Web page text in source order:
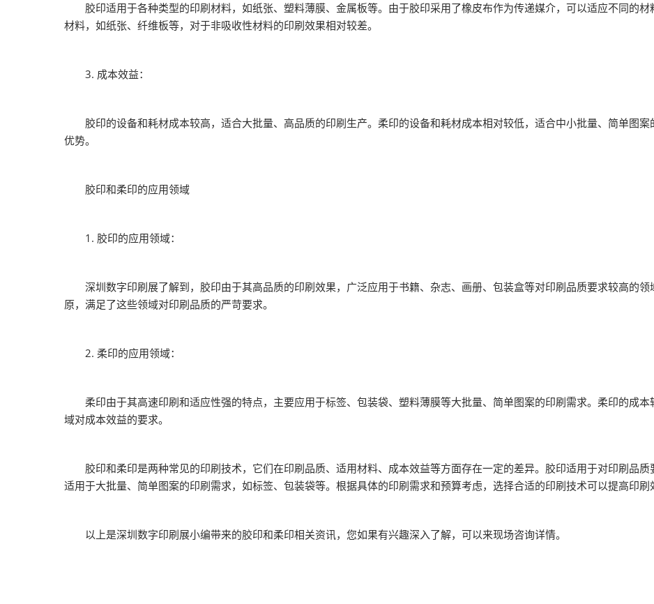
胶印适用于各种类型的印刷材料，如纸张、塑料薄膜、金属板等。由于胶印采用了橡皮布作为传递媒介，可以适应不同的材
材料，如纸张、纤维板等，对于非吸收性材料的印刷效果相对较差。
3. 成本效益：
胶印的设备和耗材成本较高，适合大批量、高品质的印刷生产。柔印的设备和耗材成本相对较低，适合中小批量、简单图案
优势。
胶印和柔印的应用领域
1. 胶印的应用领域：
深圳数字印刷展了解到，胶印由于其高品质的印刷效果，广泛应用于书籍、杂志、画册、包装盒等对印刷品质要求较高的领
原，满足了这些领域对印刷品质的严苛要求。
2. 柔印的应用领域：
柔印由于其高速印刷和适应性强的特点，主要应用于标签、包装袋、塑料薄膜等大批量、简单图案的印刷需求。柔印的成本
域对成本效益的要求。
胶印和柔印是两种常见的印刷技术，它们在印刷品质、适用材料、成本效益等方面存在一定的差异。胶印适用于对印刷品质
适用于大批量、简单图案的印刷需求，如标签、包装袋等。根据具体的印刷需求和预算考虑，选择合适的印刷技术可以提高印刷
以上是深圳数字印刷展小编带来的胶印和柔印相关资讯，您如果有兴趣深入了解，可以来现场咨询详情。